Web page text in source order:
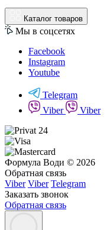
Каталог товаров
Мы в соцсетях
Facebook
Instagram
Youtube
Telegram
Viber
Viber
Формула Води © 2026
Обратная связь
Viber Viber Telegram
Заказать звонок
Обратная связь